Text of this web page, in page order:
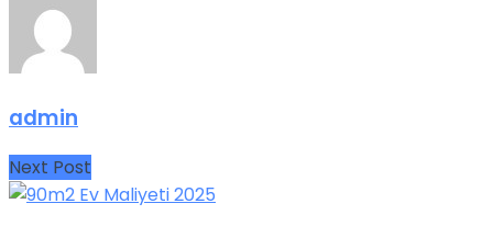
admin
Next Post